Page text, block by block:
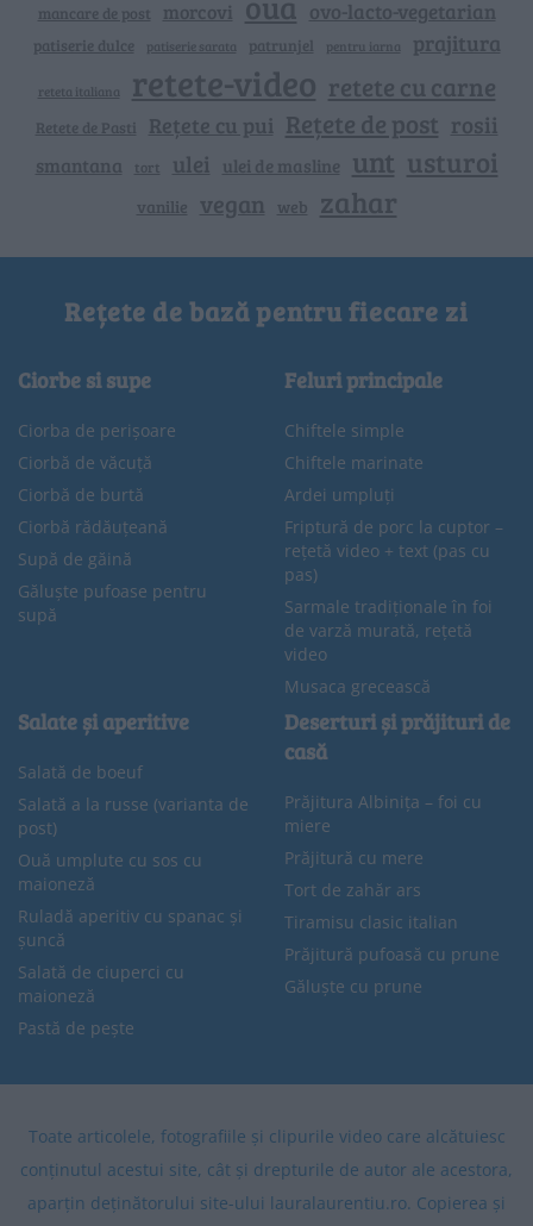
mancare de post morcovi ovo-lacto-vegetarian
patiserie dulce patiserie sarata patrunjel pentru iarna prajitura
reteta italiana retete-video retete cu carne
Retete de Pasti Rețete cu pui Rețete de post rosii
smantana tort ulei ulei de masline unt usturoi
vanilie vegan web zahar
Rețete de bază pentru fiecare zi
Ciorbe si supe
Ciorba de perișoare
Ciorbă de văcuță
Ciorbă de burtă
Ciorbă rădăuțeană
Supă de găină
Găluște pufoase pentru
supă
Feluri principale
Chiftele simple
Chiftele marinate
Ardei umpluți
Friptură de porc la cuptor –
rețetă video + text (pas cu
pas)
Sarmale tradiționale în foi
de varză murată, rețetă
video
Musaca grecească
Salate și aperitive
Salată de boeuf
Salată a la russe (varianta de
post)
Ouă umplute cu sos cu
maioneză
Ruladă aperitiv cu spanac și
șuncă
Salată de ciuperci cu
maioneză
Pastă de pește
Deserturi și prăjituri de
casă
Prăjitura Albinița – foi cu
miere
Prăjitură cu mere
Tort de zahăr ars
Tiramisu clasic italian
Prăjitură pufoasă cu prune
Găluște cu prune
Toate articolele, fotografiile și clipurile video care alcătuiesc
conținutul acestui site, cât și drepturile de autor ale acestora,
aparțin deținătorului site-ului lauralaurentiu.ro. Copierea și